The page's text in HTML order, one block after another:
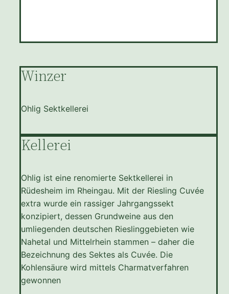
Winzer
Ohlig Sektkellerei
Kellerei
Ohlig ist eine renomierte Sektkellerei in
Rüdesheim im Rheingau. Mit der Riesling Cuvée
extra wurde ein rassiger Jahrgangssekt
konzipiert, dessen Grundweine aus den
umliegenden deutschen Rieslinggebieten wie
Nahetal und Mittelrhein stammen – daher die
Bezeichnung des Sektes als Cuvée. Die
Kohlensäure wird mittels Charmatverfahren
gewonnen